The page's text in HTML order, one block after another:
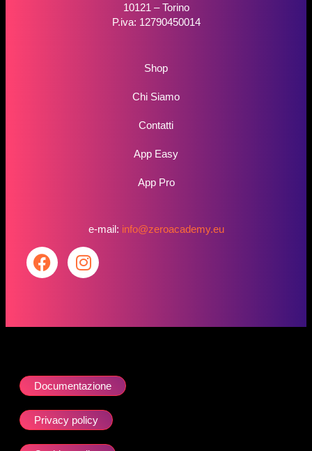
10121 – Torino
P.iva: 12790450014
Shop
Chi Siamo
Contatti
App Easy
App Pro
e-mail: info@zeroacademy.eu
Documentazione
Privacy policy